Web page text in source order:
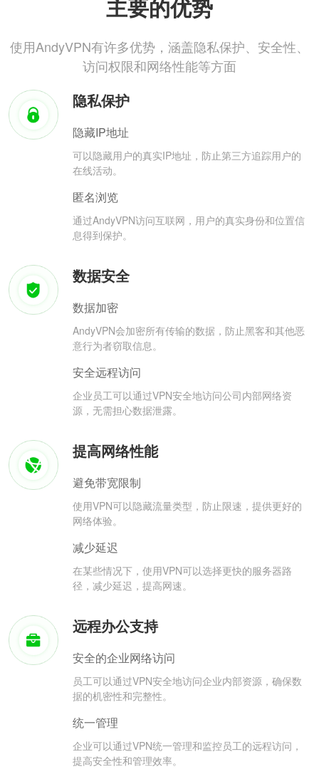
主要的优势
使用AndyVPN有许多优势，涵盖隐私保护、安全性、
访问权限和网络性能等方面
隐私保护
隐藏IP地址
可以隐藏用户的真实IP地址，防止第三方追踪用户的
在线活动。
匿名浏览
通过AndyVPN访问互联网，用户的真实身份和位置信
息得到保护。
数据安全
数据加密
AndyVPN会加密所有传输的数据，防止黑客和其他恶
意行为者窃取信息。
安全远程访问
企业员工可以通过VPN安全地访问公司内部网络资
源，无需担心数据泄露。
提高网络性能
避免带宽限制
使用VPN可以隐藏流量类型，防止限速，提供更好的
网络体验。
减少延迟
在某些情况下，使用VPN可以选择更快的服务器路
径，减少延迟，提高网速。
远程办公支持
安全的企业网络访问
员工可以通过VPN安全地访问企业内部资源，确保数
据的机密性和完整性。
统一管理
企业可以通过VPN统一管理和监控员工的远程访问，
提高安全性和管理效率。